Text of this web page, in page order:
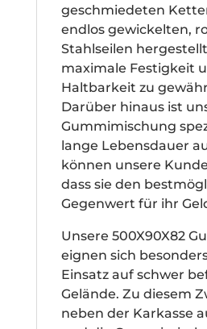
geschmiedeten
endlos gewickelten,
Stahlseilen
maximale Festigkeit
Haltbarkeit zu
Darüber hinaus ist
Gummimischung
lange Lebensdauer
können unsere
dass sie den
Gegenwert für ihr
Unsere 500X90X82
eignen sich
Einsatz auf schwer
Gelände. Zu diesem
neben der Karkasse